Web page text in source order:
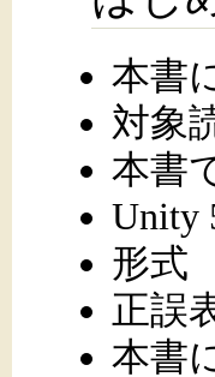
本書
対象
本書
Unity
形式
正誤
本書